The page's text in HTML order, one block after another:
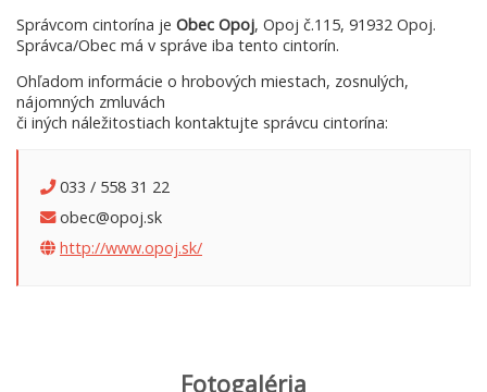
Správcom cintorína je Obec Opoj, Opoj č.115, 91932 Opoj.
Správca/Obec má v správe iba tento cintorín.
Ohľadom informácie o hrobových miestach, zosnulých,
nájomných zmluvách
či iných náležitostiach kontaktujte správcu cintorína:
033 / 558 31 22
obec@opoj.sk
http://www.opoj.sk/
Fotogaléria